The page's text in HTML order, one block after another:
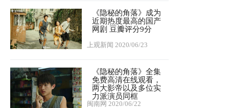
《隐秘的角落》成为
近期热度最高的国产
网剧 豆瓣评分9分
上观新闻 2020/06/23
《隐秘的角落》全集
免费高清在线观看，
两大影帝以及多位实
力派演员同框
闽南网 2020/06/22